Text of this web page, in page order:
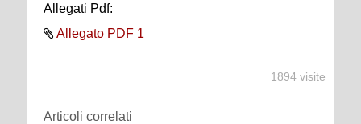
Allegati Pdf:
Allegato PDF 1
1894 visite
Articoli correlati